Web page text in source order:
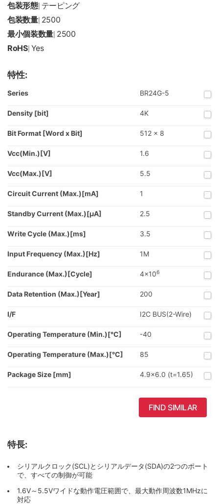
包装形態| テーピング
包装数量| 2500
最小個装数量 2500
RoHS| Yes
特性:
Series BR24G-5
Density [bit] 4K
Bit Format [Word x Bit] 512 x 8
Vcc(Min.)[V] 1.6
Vcc(Max.)[V] 5.5
Circuit Current (Max.)[mA] 1
Standby Current (Max.)[μA] 2.5
Write Cycle (Max.)[ms] 3.5
Input Frequency (Max.)[Hz] 1M
Endurance (Max.)[Cycle] 4x106
Data Retention (Max.)[Year] 200
I/F I2C BUS(2-Wire)
Operating Temperature (Min.)[°C] -40
Operating Temperature (Max.)[°C] 85
Package Size [mm] 4.9x6.0 (t=1.65)
FIND SIMILAR
特長:
シリアルクロック(SCL)とシリアルデータ(SDA)の2つのポート
で、すべての制御が可能
1.6V～5.5Vワイドな動作電圧範囲で、最大動作周波数1MHzに
対応